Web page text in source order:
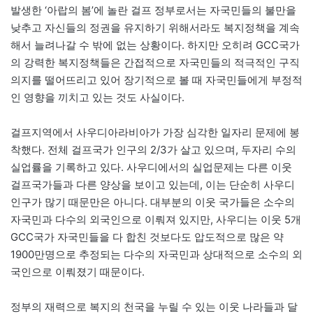
발생한 ‘아랍의 봄’에 놀란 걸프 정부로서는 자국민들의 불만을
낮추고 자신들의 정권을 유지하기 위해서라도 복지정책을 계속
해서 늘려나갈 수 밖에 없는 상황이다. 하지만 오히려 GCC국가
의 강력한 복지정책들은 간접적으로 자국민들의 적극적인 구직
의지를 떨어뜨리고 있어 장기적으로 볼 때 자국민들에게 부정적
인 영향을 끼치고 있는 것도 사실이다.
걸프지역에서 사우디아라비아가 가장 심각한 일자리 문제에 봉
착했다. 전체 걸프국가 인구의 2/3가 살고 있으며, 두자리 수의
실업률을 기록하고 있다. 사우디에서의 실업문제는 다른 이웃
걸프국가들과 다른 양상을 보이고 있는데, 이는 단순히 사우디
인구가 많기 때문만은 아니다. 대부분의 이웃 국가들은 소수의
자국민과 다수의 외국인으로 이뤄져 있지만, 사우디는 이웃 5개
GCC국가 자국민들을 다 합친 것보다도 압도적으로 많은 약
1900만명으로 추정되는 다수의 자국민과 상대적으로 소수의 외
국인으로 이뤄졌기 때문이다.
정부의 재력으로 복지의 천국을 누릴 수 있는 이웃 나라들과 달